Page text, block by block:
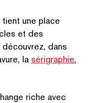
une place
et des
dans
la sérigraphie,
riche avec